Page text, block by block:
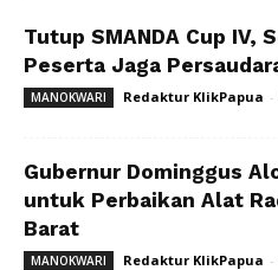
Tutup SMANDA Cup IV,
Peserta Jaga
MANOKWARI Redaktur KlikPapua -
Gubernur Dominggus
untuk Perbaikan Alat
Barat
MANOKWARI Redaktur KlikPapua -